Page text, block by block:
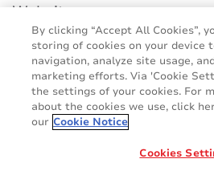
Websites
Mactac creative awards
www.mactaccreativeawards.com
© 2016 - 2026
Cookie Policy
FAQ
By clicking “Accept All Cookies”,
storing of cookies on your device
navigation, analyze site usage,
marketing efforts. Via 'Cookie
the settings of your cookies. For
about the cookies we use, click
our Cookie Notice
Cookies